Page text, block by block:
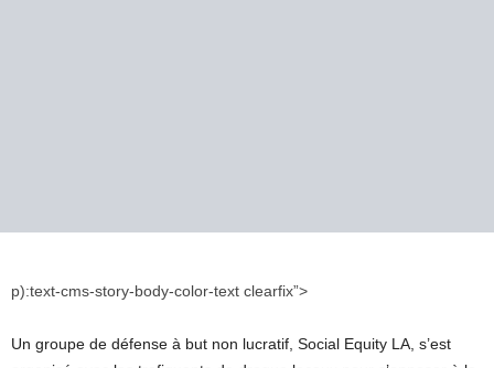
p):text-cms-story-body-color-text clearfix”>
Un groupe de défense à but non lucratif, Social Equity LA, s’est